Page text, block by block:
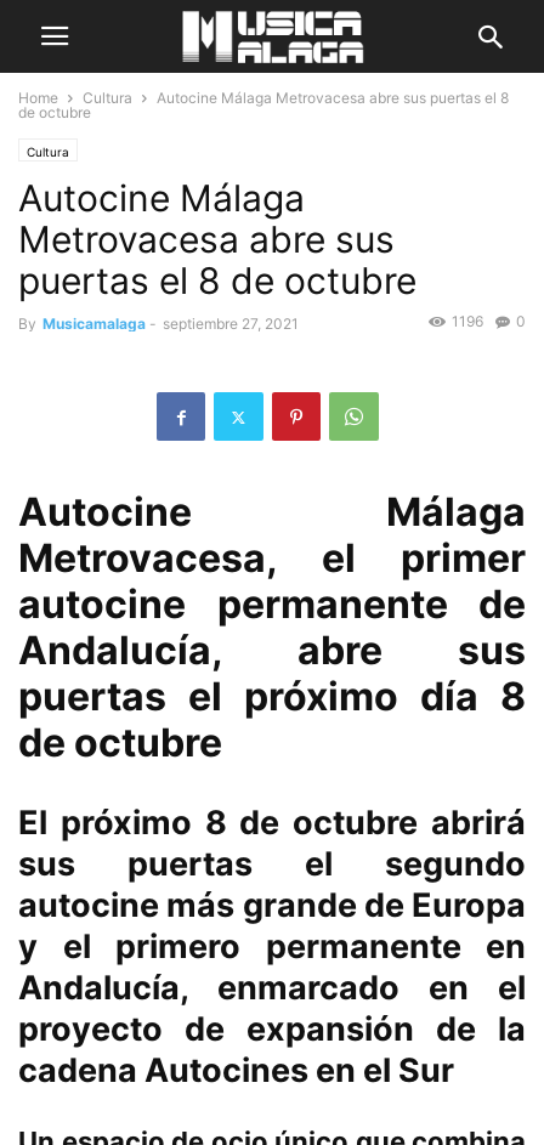
Home Cultura
Autocine Málaga Metrovacesa abre sus puertas el 8
de octubre
Cultura
Autocine Málaga
Metrovacesa abre sus
puertas el 8 de octubre
By Musicamalaga - septiembre 27, 2021 0
1196
Autocine Málaga
Metrovacesa, el primer
autocine permanente de
Andalucía, abre sus
puertas el próximo día 8
de octubre
El próximo 8 de octubre abrirá
sus puertas el segundo
autocine más grande de Europa
y el primero permanente en
Andalucía, enmarcado en el
proyecto de expansión de la
cadena Autocines en el Sur